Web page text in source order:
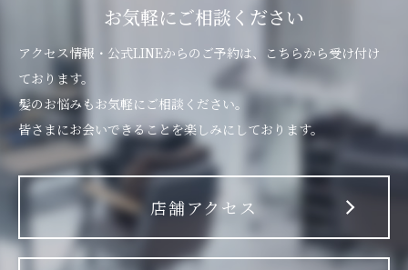
お気軽にご相談ください
アクセス情報・公式LINEからのご予約は、こちらから受け付け
ております。
髪のお悩みもお気軽にご相談ください。
皆さまにお会いできることを楽しみにしております。
店舗アクセス